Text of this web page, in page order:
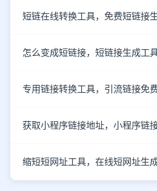
短链在线转换工具，免费短链接
怎么变成短链接，短链接生成工
专用链接转换工具，引流链接免
获取小程序链接地址，小程序链
缩短短网址工具，在线短网址生